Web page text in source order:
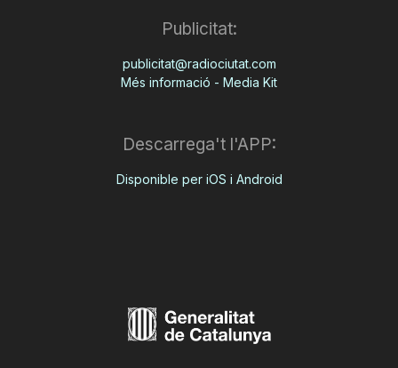
Publicitat:
publicitat@radiociutat.com
Més informació - Media Kit
Descarrega't l'APP:
Disponible per iOS i Android